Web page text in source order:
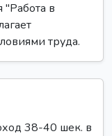
в
труда.
38-40 шек. в